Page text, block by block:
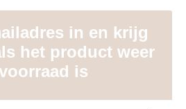
in en krijg
het product weer
is